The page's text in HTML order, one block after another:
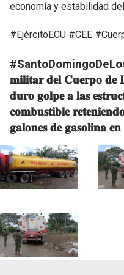
economía y estabilidad
#EjércitoECU #CEE
𝐦𝐢𝐥𝐢𝐭𝐚𝐫 𝐝𝐞𝐥 𝐂𝐮𝐞𝐫𝐩𝐨 𝐝𝐞
𝐝𝐮𝐫𝐨 𝐠𝐨𝐥𝐩𝐞 𝐚 𝐥𝐚𝐬
𝐜𝐨𝐦𝐛𝐮𝐬𝐭𝐢𝐛𝐥𝐞
𝐠𝐚𝐥𝐨𝐧𝐞𝐬 𝐝𝐞 𝐠𝐚𝐬𝐨𝐥𝐢𝐧𝐚